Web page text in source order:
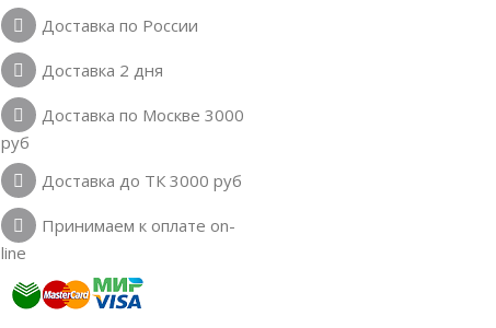
Доставка по России
Доставка 2 дня
Доставка по Москве 3000
руб
Доставка до ТК 3000 руб
Принимаем к оплате on-
line